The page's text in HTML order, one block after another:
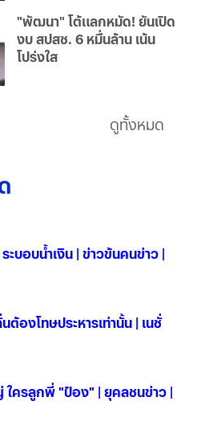
"พัฒนา" โต้แลกหมัด! ยันเปิด
งบ สปสช. 6 หมื่นล้าน เน้น
โปร่งใส
ดูทั้งหมด
บอบน้ำเงิน | ข่าวข้นคนข่าว |
องโทษประหารเท่านั้น | เนชั่
ครลูกพี่ "ป๋อง" | ยุคลชนข่าว |